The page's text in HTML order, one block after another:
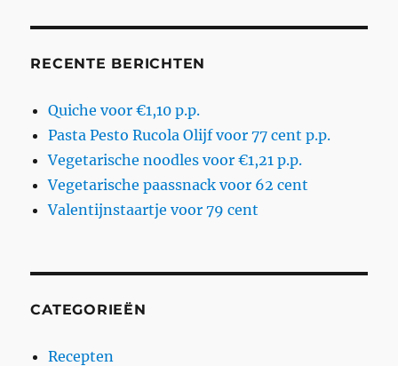
RECENTE BERICHTEN
Quiche voor €1,10 p.p.
Pasta Pesto Rucola Olijf voor 77 cent p.p.
Vegetarische noodles voor €1,21 p.p.
Vegetarische paassnack voor 62 cent
Valentijnstaartje voor 79 cent
CATEGORIEËN
Recepten